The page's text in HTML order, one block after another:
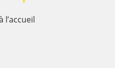
l’accueil